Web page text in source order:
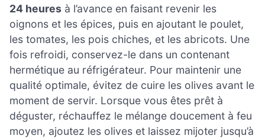
24 heures à l’avance en faisant revenir les
oignons et les épices, puis en ajoutant le poulet,
les tomates, les pois chiches, et les abricots. Une
fois refroidi, conservez-le dans un contenant
hermétique au réfrigérateur. Pour maintenir une
qualité optimale, évitez de cuire les olives avant le
moment de servir. Lorsque vous êtes prêt à
déguster, réchauffez le mélange doucement à feu
moyen, ajoutez les olives et laissez mijoter jusqu’à